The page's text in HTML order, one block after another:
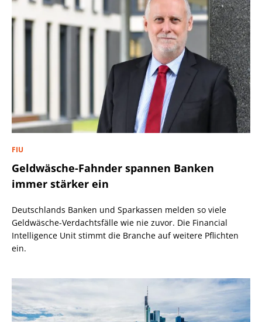
FIU
Geldwäsche-Fahnder spannen Banken
immer stärker ein
Deutschlands Banken und Sparkassen melden so viele
Geldwäsche-Verdachtsfälle wie nie zuvor. Die Financial
Intelligence Unit stimmt die Branche auf weitere Pflichten
ein.